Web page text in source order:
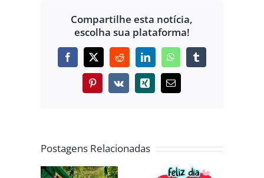
Compartilhe esta notícia,
escolha sua plataforma!
Facebook
X RedditLinkedInWhatsAppTumblr
Pinterest
Vk Xing
E-
mail
Postagens Relacionadas
SEGUNDA-
FEIRA
ROMÂNTICA: